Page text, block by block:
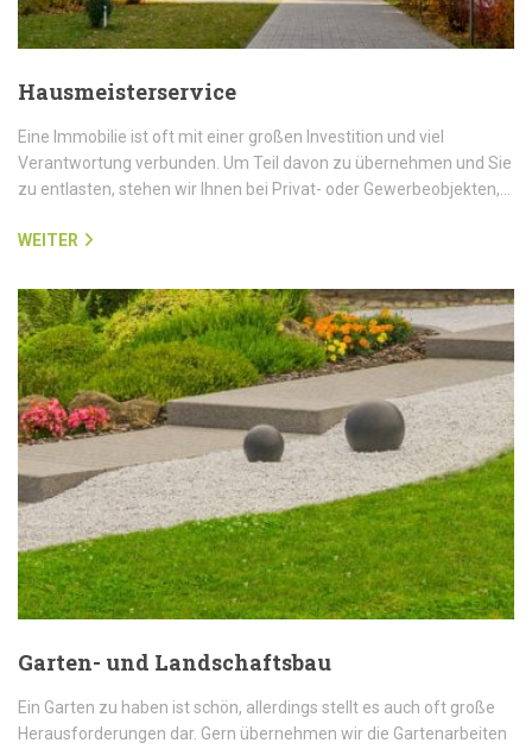
Hausmeisterservice
Eine Immobilie ist oft mit einer großen Investition und viel
Verantwortung verbunden. Um Teil davon zu übernehmen und Sie
zu entlasten, stehen wir Ihnen bei Privat- oder Gewerbeobjekten,…
WEITER
Garten- und Landschaftsbau
Ein Garten zu haben ist schön, allerdings stellt es auch oft große
Herausforderungen dar. Gern übernehmen wir die Gartenarbeiten